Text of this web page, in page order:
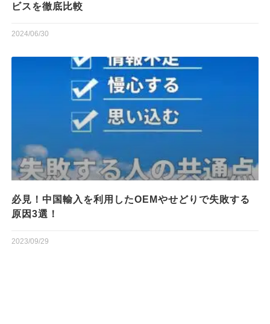
ビスを徹底比較
2024/06/30
必見！中国輸入を利用したOEMやせどりで失敗する
原因3選！
2023/09/29